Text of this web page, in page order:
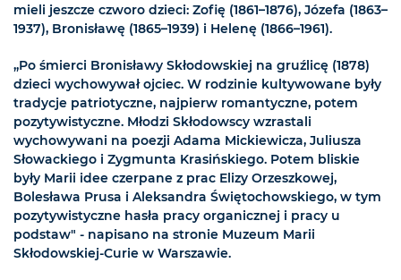
mieli jeszcze czworo dzieci: Zofię (1861–1876), Józefa (1863–
1937), Bronisławę (1865–1939) i Helenę (1866–1961).
„Po śmierci Bronisławy Skłodowskiej na gruźlicę (1878)
dzieci wychowywał ojciec. W rodzinie kultywowane były
tradycje patriotyczne, najpierw romantyczne, potem
pozytywistyczne. Młodzi Skłodowscy wzrastali
wychowywani na poezji Adama Mickiewicza, Juliusza
Słowackiego i Zygmunta Krasińskiego. Potem bliskie
były Marii idee czerpane z prac Elizy Orzeszkowej,
Bolesława Prusa i Aleksandra Świętochowskiego, w tym
pozytywistyczne hasła pracy organicznej i pracy u
podstaw" - napisano na stronie Muzeum Marii
Skłodowskiej-Curie w Warszawie.